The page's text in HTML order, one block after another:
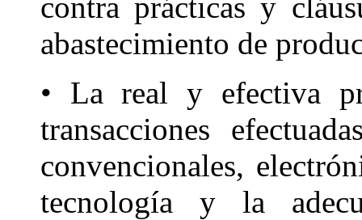
abastecimiento de
• La real y efectiva
transacciones
convencionales,
tecnología y la